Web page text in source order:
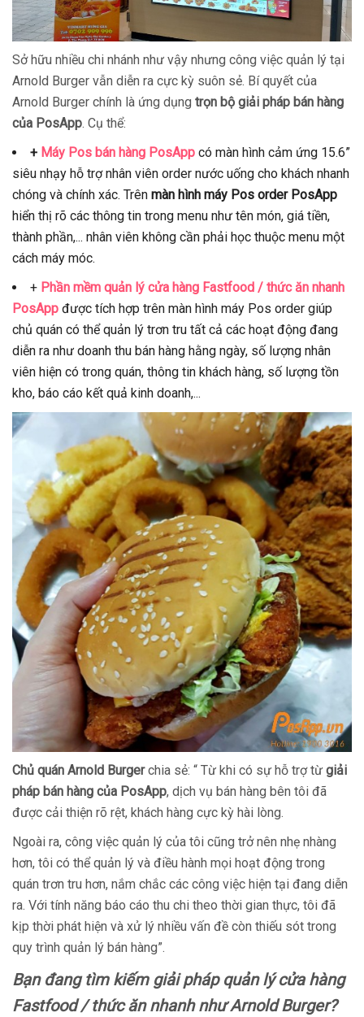
Sở hữu nhiều chi nhánh như vậy nhưng công việc quản lý tại
Arnold Burger vẫn diễn ra cực kỳ suôn sẻ. Bí quyết của
Arnold Burger chính là ứng dụng trọn bộ giải pháp bán hàng
của PosApp. Cụ thể:
+ Máy Pos bán hàng PosApp có màn hình cảm ứng 15.6”
siêu nhạy hỗ trợ nhân viên order nước uống cho khách nhanh
chóng và chính xác. Trên màn hình máy Pos order PosApp
hiển thị rõ các thông tin trong menu như tên món, giá tiền,
thành phần,... nhân viên không cần phải học thuộc menu một
cách máy móc.
+ Phần mềm quản lý cửa hàng Fastfood / thức ăn nhanh
PosApp được tích hợp trên màn hình máy Pos order giúp
chủ quán có thể quản lý trơn tru tất cả các hoạt động đang
diễn ra như doanh thu bán hàng hằng ngày, số lượng nhân
viên hiện có trong quán, thông tin khách hàng, số lượng tồn
kho, báo cáo kết quả kinh doanh,...
Chủ quán Arnold Burgerchia sẻ: “ Từ khi có sự hỗ trợ từ giải
pháp bán hàng của PosApp, dịch vụ bán hàng bên tôi đã
được cải thiện rõ rệt, khách hàng cực kỳ hài lòng.
Ngoài ra, công việc quản lý của tôi cũng trở nên nhẹ nhàng
hơn, tôi có thể quản lý và điều hành mọi hoạt động trong
quán trơn tru hơn, nắm chắc các công việc hiện tại đang diễn
ra. Với tính năng báo cáo thu chi theo thời gian thực, tôi đã
kịp thời phát hiện và xử lý nhiều vấn đề còn thiếu sót trong
quy trình quản lý bán hàng”.
Bạn đang tìm kiếm giải pháp quản lý cửa hàng
Fastfood / thức ăn nhanh nhưArnold Burger?